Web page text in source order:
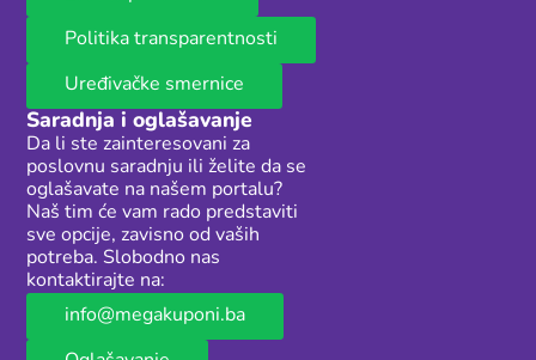
Politika transparentnosti
Uređivačke smernice
Saradnja i oglašavanje
Da li ste zainteresovani za
poslovnu saradnju ili želite da se
oglašavate na našem portalu?
Naš tim će vam rado predstaviti
sve opcije, zavisno od vaših
potreba. Slobodno nas
kontaktirajte na:
info@megakuponi.ba